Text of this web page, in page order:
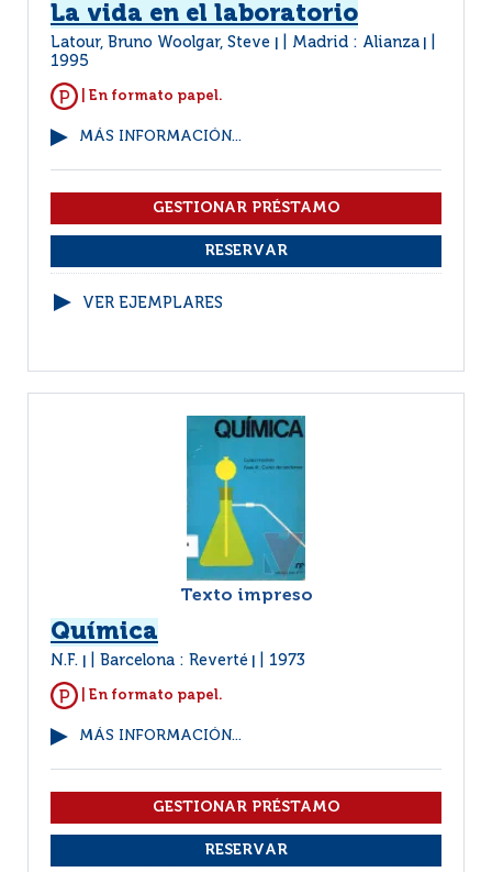
La vida en el laboratorio
Latour, Bruno Woolgar, Steve Madrid : Alianza
1995
| En formato papel.
MÁS INFORMACIÓN...
VER EJEMPLARES
Texto impreso
Química
N.F. Barcelona : Reverté 1973
| En formato papel.
MÁS INFORMACIÓN...